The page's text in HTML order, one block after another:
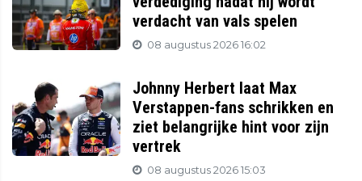
verdacht van vals spelen
08 augustus 2026 16:02
Johnny Herbert laat Max
Verstappen-fans schrikken en
ziet belangrijke hint voor zijn
vertrek
08 augustus 2026 15:03